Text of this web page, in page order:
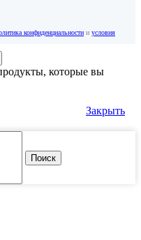
конфиденциальности и условия
которые вы
Закрыть
Поиск